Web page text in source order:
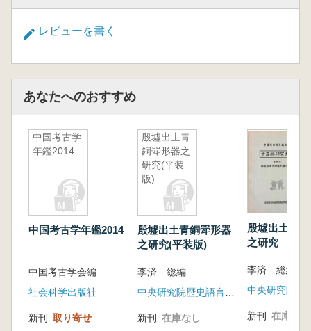
レビューを書く
あなたへのおすすめ
中国考古学
年鑑2014
中国考古学年鑑2014
中国考古学会編
社会科学出版社
新刊 取り寄せ
殷墟出土青
銅斝形器之
研究(平装
版)
殷墟出土青銅斝形器
之研究(平装版)
李済 総編
新刊 在庫なし
殷墟出土青
之研究
李済 総編
新刊 在庫なし